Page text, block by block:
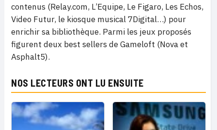
contenus (Relay.com, L’Equipe, Le Figaro, Les Echos,
Video Futur, le kiosque musical 7Digital…) pour
enrichir sa bibliothèque. Parmi les jeux proposés
figurent deux best sellers de Gameloft (Nova et
Asphalt5).
NOS LECTEURS ONT LU ENSUITE